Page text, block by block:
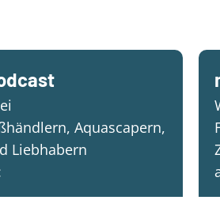
Aquascapern,
Liebhabern